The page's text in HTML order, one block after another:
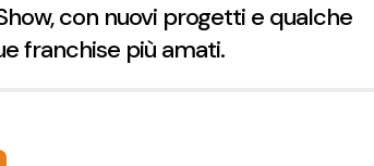
con nuovi progetti e qualche
franchise più amati.